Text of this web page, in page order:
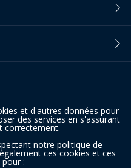
et d'autres données pour
des services en s'assurant
correctement.
notre politique de
ces cookies et ces
: